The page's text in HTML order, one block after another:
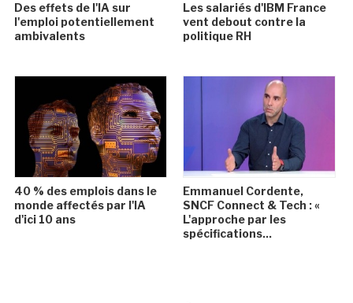
Des effets de l'IA sur
l'emploi potentiellement
ambivalents
Les salariés d'IBM France
vent debout contre la
politique RH
40 % des emplois dans le
monde affectés par l'IA
d'ici 10 ans
Emmanuel Cordente,
SNCF Connect & Tech : «
L'approche par les
spécifications...